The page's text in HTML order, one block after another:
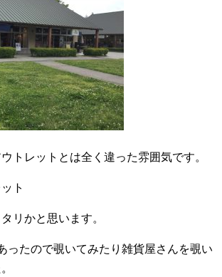
トレットとは全く違った雰囲気です。
ト
リかと思います。
ったので覗いてみたり雑貨屋さんを覗い